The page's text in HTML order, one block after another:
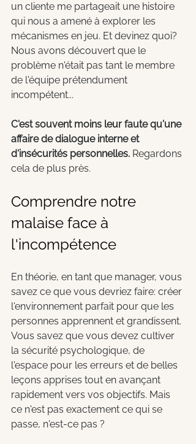
un cliente me partageait une histoire
qui nous a amené à explorer les
mécanismes en jeu. Et devinez quoi?
Nous avons découvert que le
problème n'était pas tant le membre
de l'équipe prétendument
incompétent...
C'est souvent moins leur faute qu'une
affaire de dialogue interne et
d'insécurités personnelles. Regardons
cela de plus près.
Comprendre notre
malaise face à
l'incompétence
En théorie, en tant que manager, vous
savez ce que vous devriez faire: créer
l'environnement parfait pour que les
personnes apprennent et grandissent.
Vous savez que vous devez cultiver
la sécurité psychologique, de
l'espace pour les erreurs et de belles
leçons apprises tout en avançant
rapidement vers vos objectifs. Mais
ce n'est pas exactement ce qui se
passe, n'est-ce pas ?